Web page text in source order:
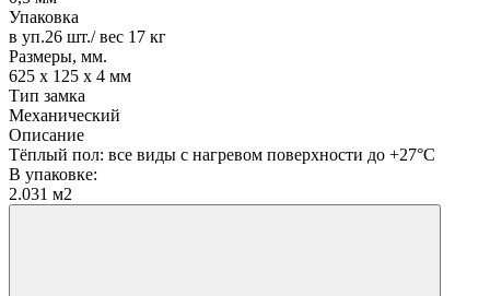
Упаковка
в уп.26 шт./ вес 17 кг
Размеры, мм.
625 х 125 х 4 мм
Тип замка
Механический
Описание
Тёплый пол: все виды с нагревом поверхности до +27°С
В упаковке:
2.031 м2